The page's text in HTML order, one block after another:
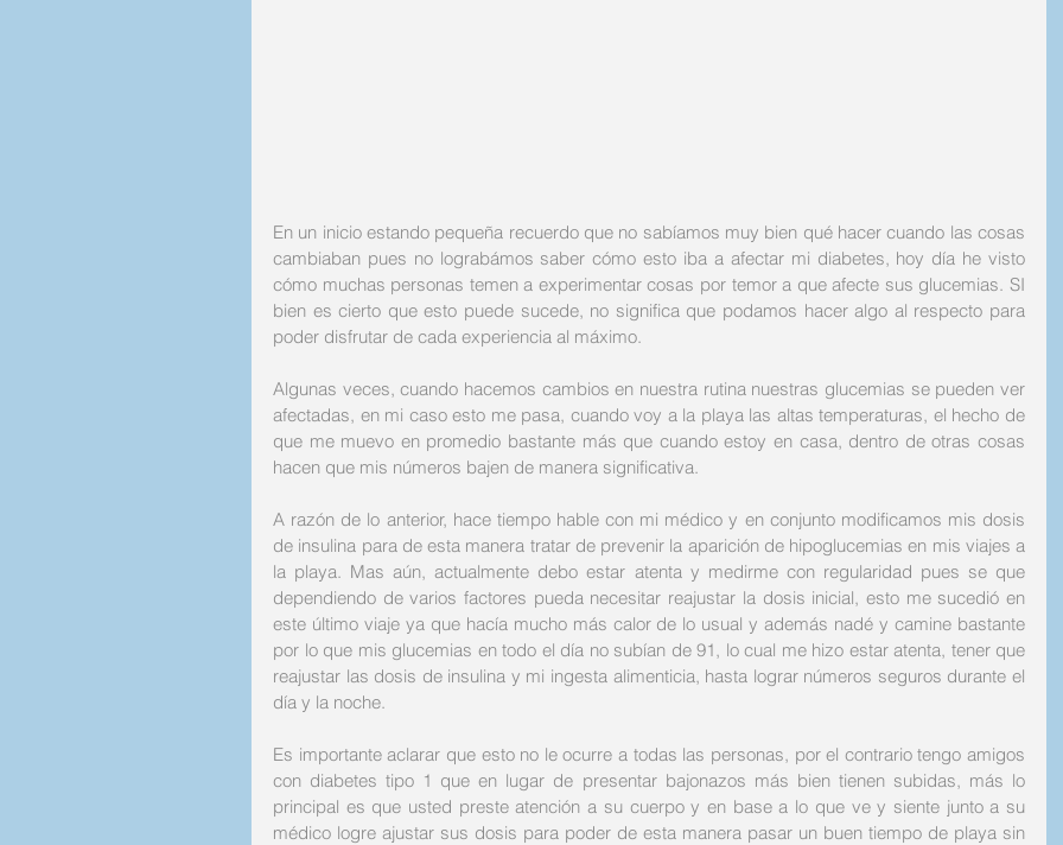
En un inicio estando pequeña recuerdo que no sabíamos muy bien qué hacer cuando las cosas
cambiaban pues no lograbámos saber cómo esto iba a afectar mi diabetes, hoy día he visto
cómo muchas personas temen a experimentar cosas por temor a que afecte sus glucemias. SI
bien es cierto que esto puede sucede, no significa que podamos hacer algo al respecto para
poder disfrutar de cada experiencia al máximo.
Algunas veces, cuando hacemos cambios en nuestra rutina nuestras glucemias se pueden ver
afectadas, en mi caso esto me pasa, cuando voy a la playa las altas temperaturas, el hecho de
que me muevo en promedio bastante más que cuando estoy en casa, dentro de otras cosas
hacen que mis números bajen de manera significativa.
A razón de lo anterior, hace tiempo hable con mi médico y en conjunto modificamos mis dosis
de insulina para de esta manera tratar de prevenir la aparición de hipoglucemias en mis viajes a
la playa. Mas aún, actualmente debo estar atenta y medirme con regularidad pues se que
dependiendo de varios factores pueda necesitar reajustar la dosis inicial, esto me sucedió en
este último viaje ya que hacía mucho más calor de lo usual y además nadé y camine bastante
por lo que mis glucemias en todo el día no subían de 91, lo cual me hizo estar atenta, tener que
reajustar las dosis de insulina y mi ingesta alimenticia, hasta lograr números seguros durante el
día y la noche.
Es importante aclarar que esto no le ocurre a todas las personas, por el contrario tengo amigos
con diabetes tipo 1 que en lugar de presentar bajonazos más bien tienen subidas, más lo
principal es que usted preste atención a su cuerpo y en base a lo que ve y siente junto a su
médico logre ajustar sus dosis para poder de esta manera pasar un buen tiempo de playa sin